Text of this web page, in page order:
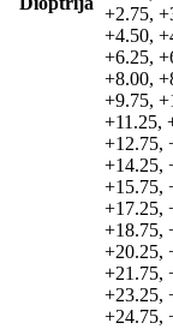
+2.75,
+4.50,
+6.25,
+8.00,
+9.75,
+11.25,
+12.75,
+14.25,
+15.75,
+17.25,
+18.75,
+20.25,
+21.75,
+23.25,
+24.75,